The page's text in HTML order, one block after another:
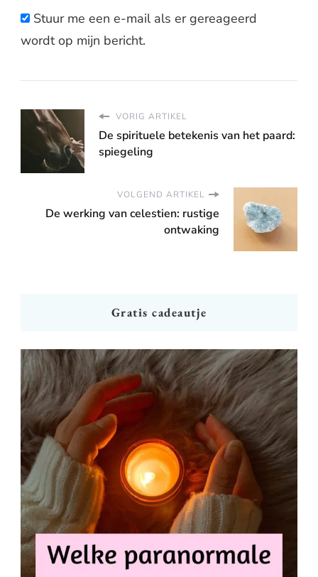
Stuur me een e-mail als er gereageerd
wordt op mijn bericht.
VORIG ARTIKEL
De spirituele betekenis van het paard:
spiegeling
VOLGEND ARTIKEL
De werking van celestien: rustige
ontwaking
Gratis cadeautje